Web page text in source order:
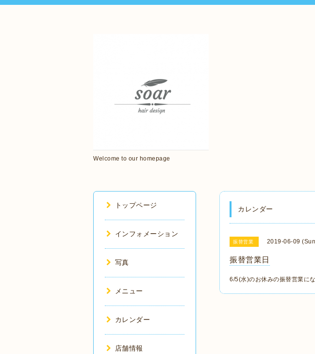
Welcome to our homepage
カレンダー
振替営業 2019-06-09
振替営業日
6/5(水)のお休みの振替営業に
トップページ
インフォメーション
写真
メニュー
カレンダー
店舗情報